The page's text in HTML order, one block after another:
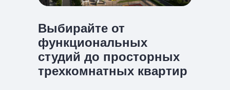
Выбирайте от
функциональных
студий до просторных
трехкомнатных квартир